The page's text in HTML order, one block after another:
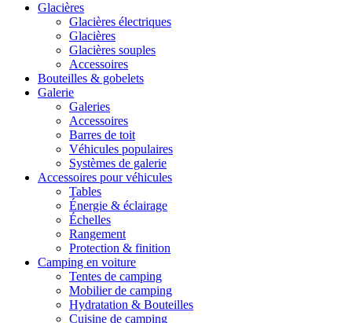
Glacières
Glacières électriques
Glacières
Glacières souples
Accessoires
Bouteilles & gobelets
Galerie
Galeries
Accessoires
Barres de toit
Véhicules populaires
Systèmes de galerie
Accessoires pour véhicules
Tables
Énergie & éclairage
Échelles
Rangement
Protection & finition
Camping en voiture
Tentes de camping
Mobilier de camping
Hydratation & Bouteilles
Cuisine de camping